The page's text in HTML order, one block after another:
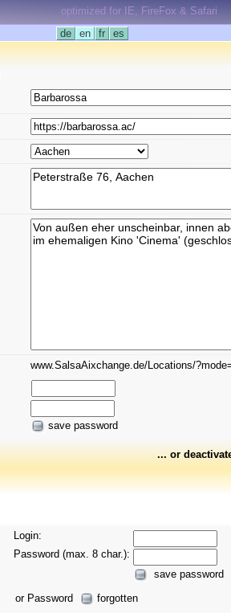
optimized for IE, FireFox & Safari
de en fr
es
www.SalsaAixchange.de/Locations/
save password
... or
Login:
Password (max. 8 char.):
save password
or Password
forgotten